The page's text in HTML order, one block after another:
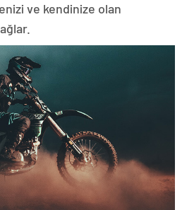
ve kendinize olan